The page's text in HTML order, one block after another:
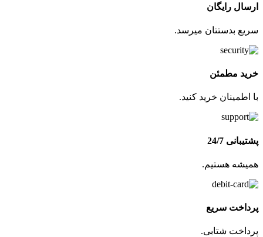
ارسال رایگان
سریع بدستتان میرسد.
خرید مطمئن
با اطمینان خرید کنید.
پشتیبانی 24/7
همیشه هستیم.
پرداخت سریع
پرداخت شتابی.